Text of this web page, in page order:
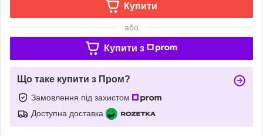
Купити
або
Купити з
Що таке купити з Пром?
Замовлення під захистом
Доступна доставка